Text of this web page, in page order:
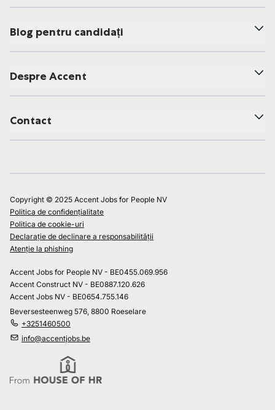
Blog pentru candidați
Despre Accent
Contact
Copyright © 2025 Accent Jobs for People NV
Politica de confidențialitate
Politica de cookie-uri
Declarație de declinare a responsabilității
Atenție la phishing
Accent Jobs for People NV - BE0455.069.956
Accent Construct NV - BE0887.120.626
Accent Jobs NV - BE0654.755.146
Beversesteenweg 576, 8800 Roeselare
+3251460500
info@accentjobs.be